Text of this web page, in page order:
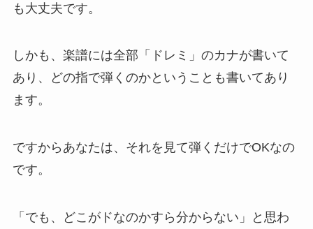
も大丈夫です。
しかも、楽譜には全部「ドレミ」のカナが書いて
あり、どの指で弾くのかということも書いてあり
ます。
ですからあなたは、それを見て弾くだけでOKなの
です。
「でも、どこがドなのかすら分からない」と思わ